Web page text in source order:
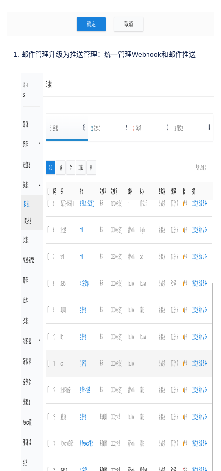
邮件管理升级为推送管理：统一管理Webhook和邮件推送